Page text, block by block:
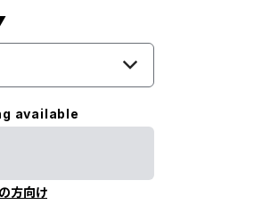
available
方向け